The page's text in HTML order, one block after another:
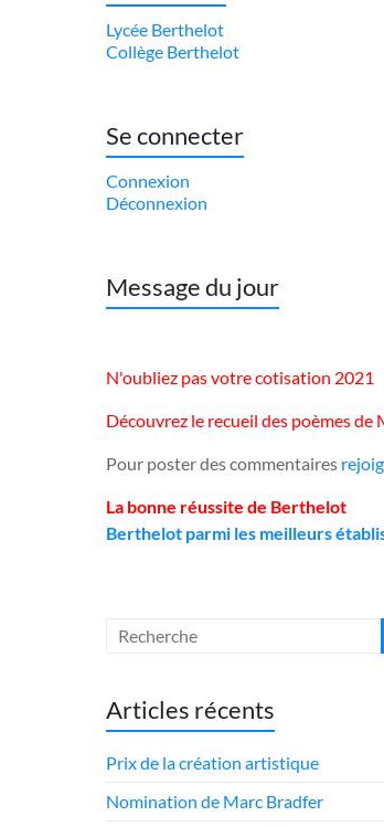
Lycée Berthelot
Collège Berthelot
Se connecter
Connexion
Déconnexion
Message du jour
N'oubliez pas votre cotisation 2021
Découvrez le recueil des poèmes de
Pour poster des commentaires
La bonne réussite de Berthelot
Berthelot parmi les meilleurs
Articles récents
Prix de la création artistique
Nomination de Marc Bradfer